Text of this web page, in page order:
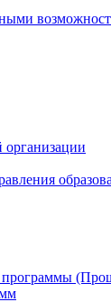
организации
программы